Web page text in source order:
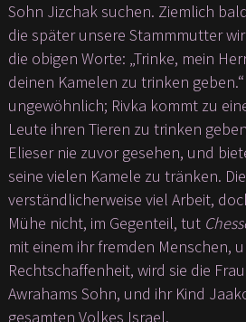
Sohn Jizchak suchen. Ziemlich
die später unsere Stammmutter
die obigen Worte: „Trinke, mein
deinen Kamelen zu trinken
ungewöhnlich; Rivka kommt zu
Leute ihren Tieren zu trinken
Elieser nie zuvor gesehen, und
seine vielen Kamele zu tränken.
verständlicherweise viel Arbeit,
Mühe nicht, im Gegenteil, tut
mit einem ihr fremden Menschen,
Rechtschaffenheit, wird sie die
Awrahams Sohn, und ihr Kind
gesamten Volkes Israel.